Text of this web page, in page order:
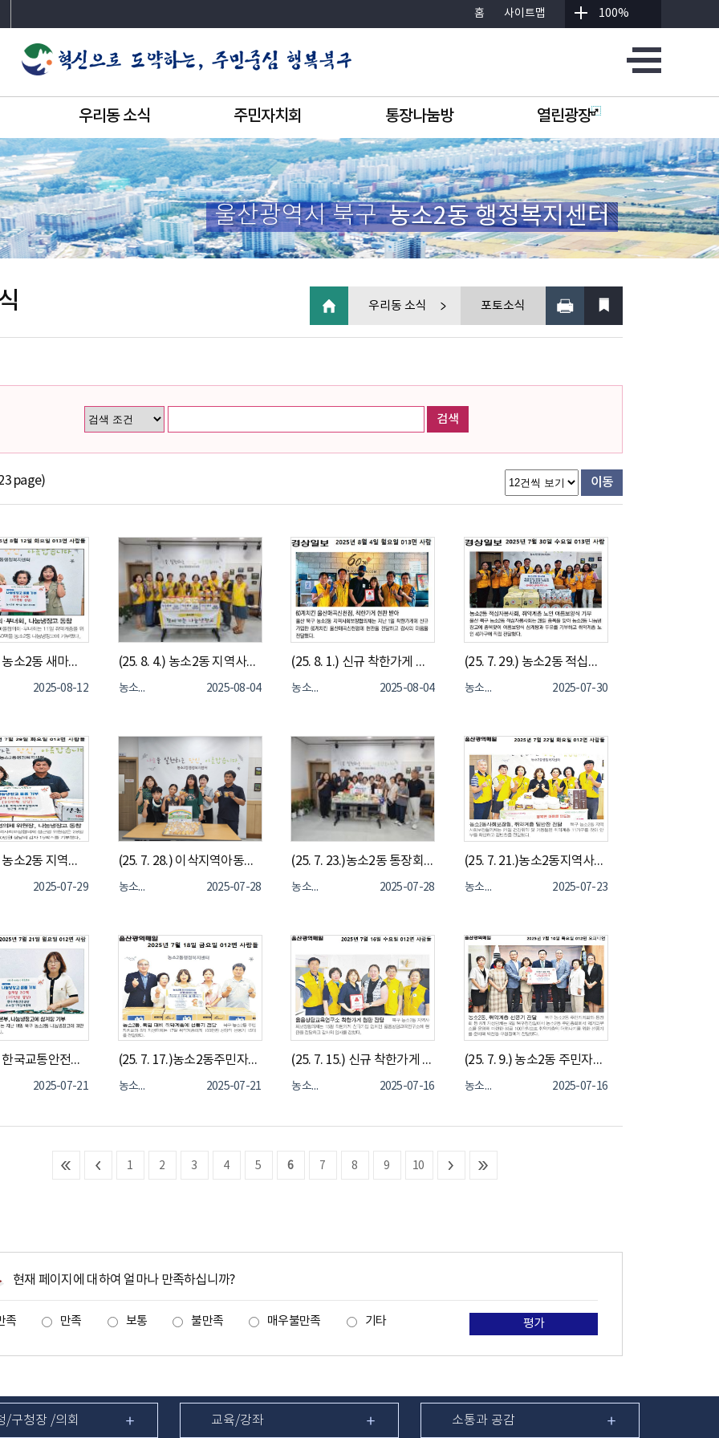
홈 사이트맵 100%
우리동 소식 주민자치회 통장나눔방 열린광장
울산광역시 북구농소2동 행정복지센터
우리동 소식 포토소식
검색
page) 이동
(25. 8. 11.) 농소2동 새마을 협의회,부녀회, 나눔냉장고에 반찬 기부
2025-08-12
(25. 8. 4.) 농소2동 지역사회보장협의체, 찾아가는 나눔냉장고
농소2동 2025-08-04
(25. 8. 1.) 신규 착한가게 가입, 60계치킨 울산매곡신천점 현판 전달
농소2동 2025-08-04
(25. 7. 29.) 농소2동 적십자 봉사회, 복날맞이 삼계탕, 두유 40세대 전달
농소2동 2025-07-30
(25. 7. 28.) 농소2동 지역사회보장협의체 정근영 위원장 나눔냉장고 물품 기부
2025-07-29
(25. 7. 28.) 이삭지역아동센터 "나눔냉장고에 학생들이 직접 베이킹한 빵 기부"
농소2동 2025-07-28
(25. 7. 23.)농소2동 통장회 "나눔냉장고 식료품 등 기부"
농소2동 2025-07-28
(25. 7. 21.)농소2동지역사회보장협의체 "똑똑 밑반찬 안부사업"
농소2동 2025-07-23
(25. 7. 18.) 한국교통안전공단 울산본부 수소전기차검사센터 나눔냉장고 물품 기부
2025-07-21
(25. 7. 17.)농소2동주민자치회 & 8개동 자생단체 취약계층 선풍기 전달
농소2동 2025-07-21
(25. 7. 15.) 신규 착한가게 가입, 옳음상담교육연구소 현판 전달
농소2동 2025-07-16
(25. 7. 9.) 농소2동 주민자치회, 8개 자생단체 취약계층 냉방물품(선풍기) 전달
농소2동 2025-07-16
1 2 3 4 5 6 7 8 9 10
현재 페이지에 대하여 얼마나 만족하십니까?
족 만족 보통 불만족 매우불만족 기타 평가
/구청장 /의회 교육/강좌 소통과 공감